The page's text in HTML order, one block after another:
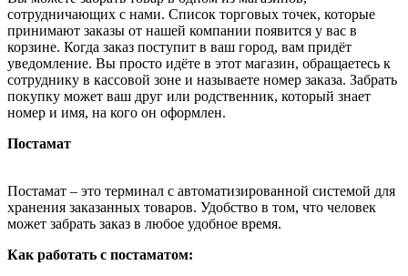
сотрудничающих с нами. Список торговых точек, которые
принимают заказы от нашей компании появится у вас в
корзине. Когда заказ поступит в ваш город, вам придёт
уведомление. Вы просто идёте в этот магазин, обращаетесь к
сотруднику в кассовой зоне и называете номер заказа. Забрать
покупку может ваш друг или родственник, который знает
номер и имя, на кого он оформлен.
Постамат
Постамат – это терминал с автоматизированной системой для
хранения заказанных товаров. Удобство в том, что человек
может забрать заказ в любое удобное время.
Как работать с постаматом: